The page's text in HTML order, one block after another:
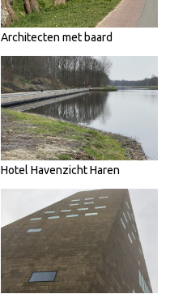
Architecten met baard
Hotel Havenzicht Haren